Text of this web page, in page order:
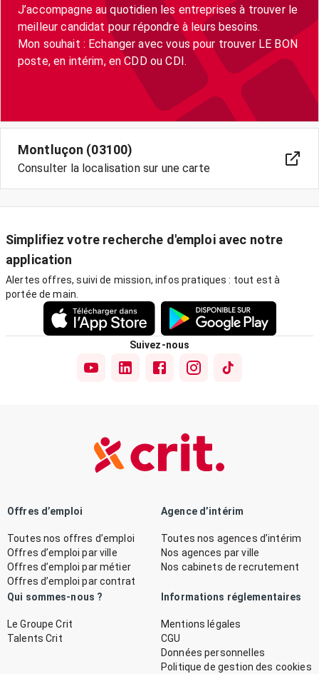
J’accompagne au quotidien les entreprises à trouver le
meilleur candidat pour répondre à leurs besoins.
Mon souhait : Echanger avec vous pour trouver LE BON
poste, en intérim, en CDD ou CDI.
Montluçon (03100)
Consulter la localisation sur une carte
Simplifiez votre recherche d'emploi avec notre
application
Alertes offres, suivi de mission, infos pratiques : tout est à
portée de main.
Suivez-nous
Offres d’emploi
Toutes nos offres d’emploi
Offres d’emploi par ville
Offres d’emploi par métier
Offres d’emploi par contrat
Agence d’intérim
Toutes nos agences d’intérim
Nos agences par ville
Nos cabinets de recrutement
Qui sommes-nous ?
Le Groupe Crit
Talents Crit
Informations réglementaires
Mentions légales
CGU
Données personnelles
Politique de gestion des cookies